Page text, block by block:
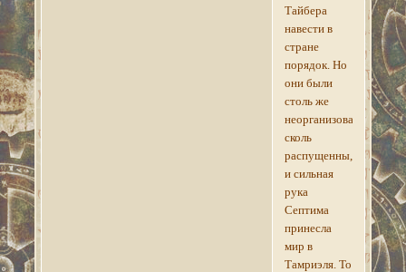
Тайбера
навести в
стране
порядок. Но
они были
столь же
неорганизованны,
сколь
распущенны,
и сильная
рука
Септима
принесла
мир в
Тамриэля. То